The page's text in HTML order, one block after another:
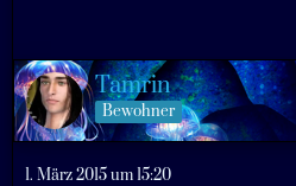
Tamrin
Bewohner
1. März 2015 um 15:20